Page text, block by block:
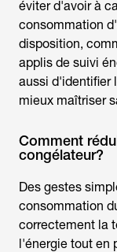
éviter d'avoir à
consommation
disposition,
applis de suivi
aussi d'identifier
mieux maîtriser
Comment
congélateur?
Des gestes
consommation
correctement la
l'énergie tout en